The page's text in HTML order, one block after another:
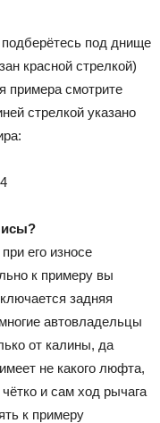
под днище
красной стрелкой)
примера смотрите
стрелкой указано
его износе
к примеру вы
задняя
автовладельцы
от калины, да
не какого люфта,
и сам ход рычага
к примеру